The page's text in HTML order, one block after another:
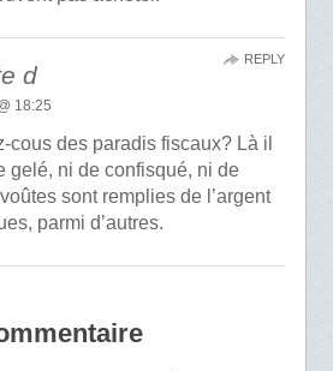
d
18:25
cous des paradis fiscaux? Là il
gelé, ni de confisqué, ni de
sont remplies de l’argent
parmi d’autres.
REPLY